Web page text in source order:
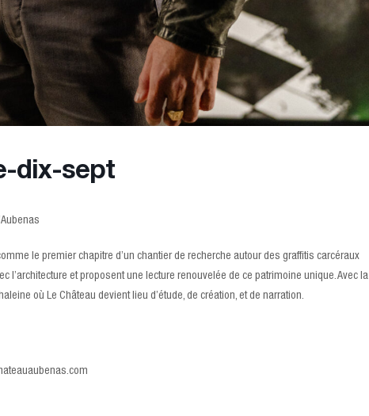
dix-sept
le premier chapitre d’un chantier de recherche autour des graffitis carcéraux
et proposent une lecture renouvelée de ce patrimoine unique. Avec la
où Le Château devient lieu d’étude, de création, et de narration.